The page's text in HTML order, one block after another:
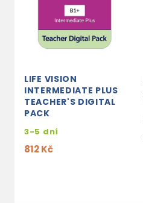
LIFE VISION
INTERMEDIATE PLUS
TEACHER'S DIGITAL
PACK
3-5 dní
812 Kč